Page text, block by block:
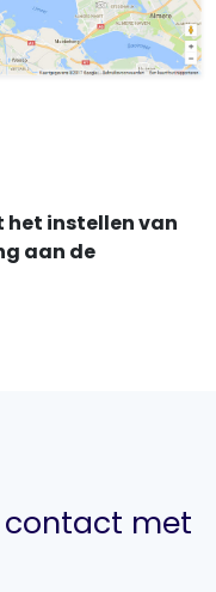
instellen van
aan de
met